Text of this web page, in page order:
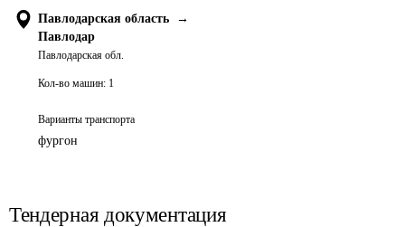
Павлодарская область
→
Павлодар
Павлодарская обл.
Кол-во машин: 1
Варианты транспорта
фургон
Тендерная документация